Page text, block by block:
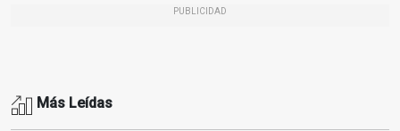
PUBLICIDAD
Más Leídas